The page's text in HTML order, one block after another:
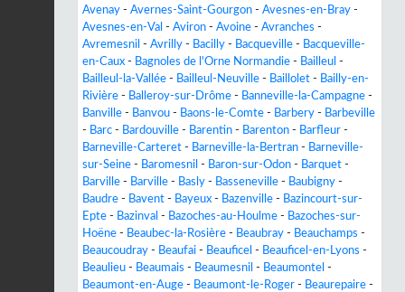
Avenay - Avernes-Saint-Gourgon - Avesnes-en-Bray -
Avesnes-en-Val - Aviron - Avoine - Avranches -
Avremesnil - Avrilly - Bacilly - Bacqueville - Bacqueville-
en-Caux - Bagnoles de l'Orne Normandie - Bailleul -
Bailleul-la-Vallée - Bailleul-Neuville - Baillolet - Bailly-en-
Rivière - Balleroy-sur-Drôme - Banneville-la-Campagne -
Banville - Banvou - Baons-le-Comte - Barbery - Barbeville
- Barc - Bardouville - Barentin - Barenton - Barfleur -
Barneville-Carteret - Barneville-la-Bertran - Barneville-
sur-Seine - Baromesnil - Baron-sur-Odon - Barquet -
Barville - Barville - Basly - Basseneville - Baubigny -
Baudre - Bavent - Bayeux - Bazenville - Bazincourt-sur-
Epte - Bazinval - Bazoches-au-Houlme - Bazoches-sur-
Hoëne - Beaubec-la-Rosière - Beaubray - Beauchamps -
Beaucoudray - Beaufai - Beauficel - Beauficel-en-Lyons -
Beaulieu - Beaumais - Beaumesnil - Beaumontel -
Beaumont-en-Auge - Beaumont-le-Roger - Beaurepaire -